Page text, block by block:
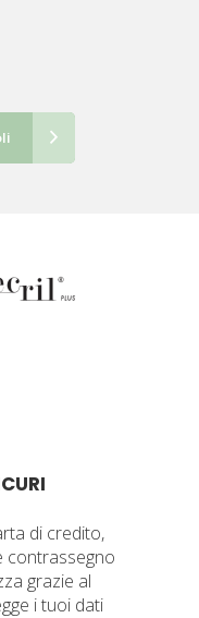
di credito,
contrassegno
grazie al
i tuoi dati